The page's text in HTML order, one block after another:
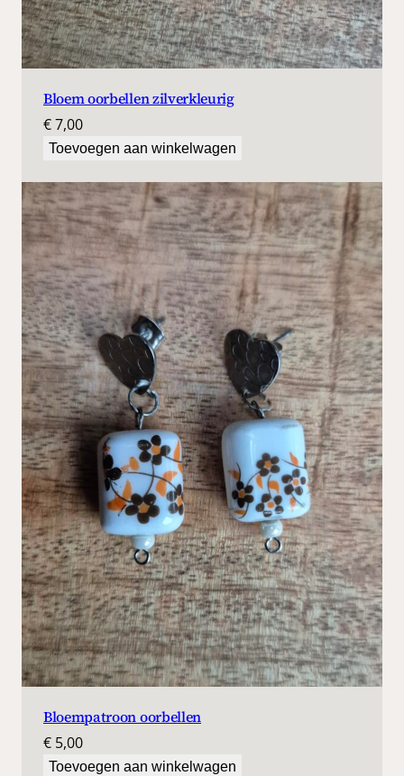
Bloem oorbellen zilverkleurig
€7,00
Toevoegen aan winkelwagen
Bloempatroon oorbellen
€ 5,00
Toevoegen aan winkelwagen